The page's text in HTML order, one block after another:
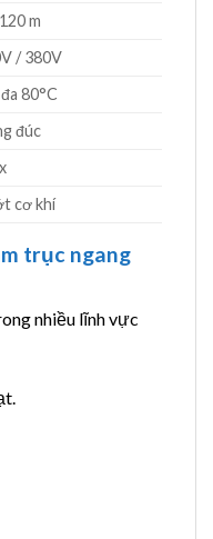
m
/ 380V
80°C
đúc
cơ khí
trục ngang
nhiều lĩnh vực